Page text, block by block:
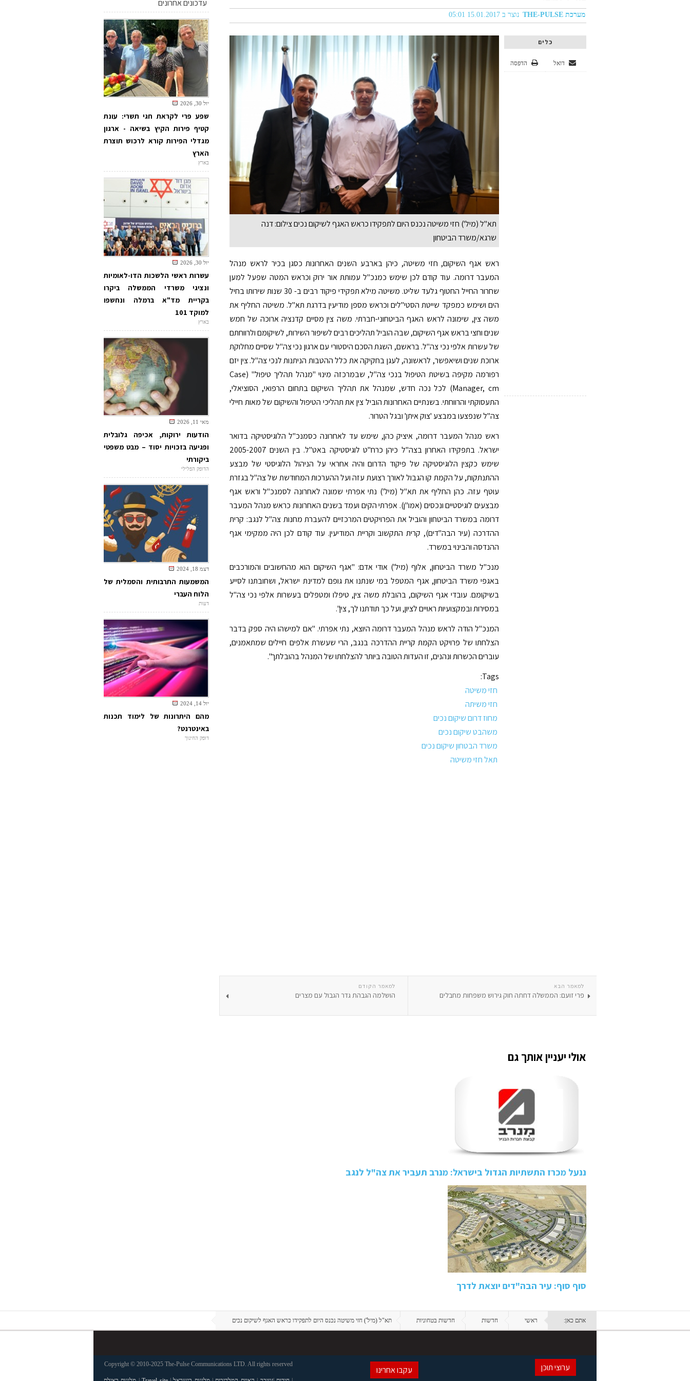
מערכת THE-PULSE נוצר ב 15.01.2017 05:01
כלים
הדפסה דואל
תא"ל (מיל') חזי משיטה נכנס היום לתפקידו כראש האגף לשיקום נכים צילום: דנה
שרגא/משרד הביטחון
ראש אגף השיקום, חזי משיטה, כיהן בארבע השנים האחרונות כסגן בכיר לראש מנהל
המעבר דרומה. עוד קודם לכן שימש כמנכ"ל עמותת אור ירוק וכראש המטה שפעל למען
שחרור החייל החטוף גלעד שליט. משיטה מילא תפקידי פיקוד רבים ב- 30 שנות שירותו בחיל
הים ושימש כמפקד שייטת הסטי"לים וכראש מספן מודיעין בדרגת תא"ל. משיטה החליף את
משה צין, שימונה לראש האגף הביטחוני-חברתי. משה צין מסיים קדנציה ארוכה של חמש
שנים וחצי בראש אגף השיקום, שבה הוביל תהליכים רבים לשיפור השירות, לשיקומם ולרווחתם
של עשרות אלפי נכי צה"ל. בראשם, השגת הסכם היסטורי עם ארגון נכי צה"ל שסיים מחלוקת
ארוכת שנים ושיאפשר, לראשונה, לעגן בחקיקה את כלל ההטבות הניתנות לנכי צה"ל. צין יזם
רפורמה מקיפה בשיטת הטיפול בנכי צה"ל, שבמרכזה מינוי "מנהל תהליך טיפול" (Case
Manager, cm) לכל נכה חדש, שמנהל את תהליך השיקום בתחום הרפואי, הסוציאלי,
התעסוקתי והרווחתי. בשנתיים האחרונות הוביל צין את תהליכי הטיפול והשיקום של מאות חיילי
צה"ל שנפצעו במבצע 'צוק איתן' ובגל הטרור.
ראש מנהל המעבר דרומה, איציק כהן, שימש עד לאחרונה כסמנכ"ל הלוגיסטיקה בדואר
ישראל. בתפקידו האחרון בצה"ל כיהן כרח"ט לוגיסטיקה באט"ל. בין השנים 2005-2007
שימש כקצין הלוגיסטיקה של פיקוד הדרום והיה אחראי על הניהול הלוגיסטי של מבצע
ההתנתקות, על הקמת קו הגבול לאורך רצועת עזה ועל ההערכות המחודשת של צה"ל בגזרת
עוטף עזה. כהן החליף את תא"ל (מיל') נתי אפרתי שמונה לאחרונה לסמנכ"ל וראש אגף
מבצעים לוגיסטיים ונכסים (אמו"ן). אפרתי הקים ועמד בשנים האחרונות כראש מנהל המעבר
דרומה במשרד הביטחון והוביל את הפרויקטים המרכזיים להעברת מחנות צה"ל לנגב: קרית
ההדרכה (עיר הבה"דים), קרית התקשוב וקריית המודיעין. עוד קודם לכן היה ממקימי אגף
ההנדסה והבינוי במשרד.
מנכ"ל משרד הביטחון, אלוף (מיל') אודי אדם: "אגף השיקום הוא מהחשובים והמורכבים
באגפי משרד הביטחון, אגף המטפל במי שנתנו את גופם למדינת ישראל, ושחובתנו לסייע
בשיקומם. עובדי אגף השיקום, בהובלת משה צין, טיפלו ומטפלים בעשרות אלפי נכי צה"ל
במסירות ובמקצועיות ראויים לציון, ועל כך תודתנו לך, צין".
המנכ"ל הודה לראש מנהל המעבר דרומה היוצא, נתי אפרתי. "אם למישהו היה ספק בדבר
הצלחתו של פרויקט הקמת קריית ההדרכה בנגב, הרי שעשרת אלפים חיילים שמתאמנים,
עוברים הכשרות ונהנים, זו העדות הטובה ביותר להצלחתו של המנהל בהובלתך".
Tags:
חזי משיטה
חזי משיתה
מחוז דרום שיקום נכים
משהבט שיקום נכים
משרד הבטחון שיקום נכים
תאל חזי משיטה
למאמר הקודם
הושלמה הגבהת גדר הגבול עם מצרים
למאמר הבא
פרי זועם: הממשלה דחתה חוק גירוש משפחות מחבלים
אולי יעניין אותך גם
ננעל מכרז התשתיות הגדול בישראל: מנרב תעביר את צה"ל לנגב
סוף סוף: עיר הבה"דים יוצאת לדרך
עדכונים אחרונים
יול 30, 2026
שפע פרי לקראת חגי תשרי: עונת
קטיף פירות הקיץ בשיאה - ארגון
מגדלי הפירות קורא לרכוש תוצרת
הארץ
בארץ
יול 30, 2026
עשרות ראשי הלשכות הדו-לאומיות
ונציגי משרדי הממשלה ביקרו
בקריית מד"א ברמלה ונחשפו
למוקד 101
בארץ
מאי 11, 2026
הודעות ירוקות, אכיפה גלובלית
ופגיעה בזכויות יסוד – מבט משפטי
ביקורתי
הדופק הפלילי
דצמ 18, 2024
המשמעות התרבותית והסמלית של
הלוח העברי
דעות
יול 14, 2024
מהם היתרונות של לימוד תכנות
באינטרנט?
דופק החינוך
אתם כאן: ראשי חדשות חדשות בטחוניות תא"ל (מיל') חזי משיטה נכנס היום לתפקידו כראש האגף לשיקום נכים
ערוצי תוכן עקבו אחרינו
Copyright © 2010-2025 The-Pulse Communications LTD. All rights reserved